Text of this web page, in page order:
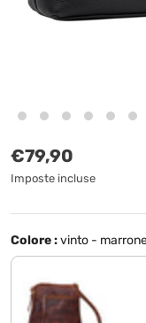
Prezzo normale
€79,90
Imposte incluse
Colore :vinto -
porto - cognac